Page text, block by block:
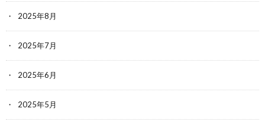
2025年8月
2025年7月
2025年6月
2025年5月